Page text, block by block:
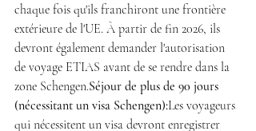
chaque fois qu'ils franchiront une frontière
extérieure de l'UE. À partir de fin 2026, ils
devront également demander l'autorisation
de voyage ETIAS avant de se rendre dans la
zone Schengen.Séjour de plus de 90 jours
(nécessitant un visa Schengen):Les voyageurs
qui nécessitent un visa devront enregistrer